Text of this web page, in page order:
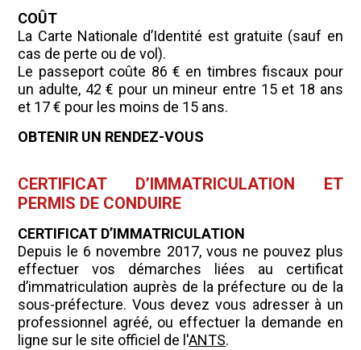
COÛT
La Carte Nationale d’Identité est gratuite (sauf en
cas de perte ou de vol).
Le passeport coûte 86 € en timbres fiscaux pour
un adulte, 42 € pour un mineur entre 15 et 18 ans
et 17 € pour les moins de 15 ans.
OBTENIR UN RENDEZ-VOUS
CERTIFICAT D’IMMATRICULATION ET
PERMIS DE CONDUIRE
CERTIFICAT D’IMMATRICULATION
Depuis le 6 novembre 2017, vous ne pouvez plus
effectuer vos démarches liées au certificat
d’immatriculation auprès de la préfecture ou de la
sous-préfecture. Vous devez vous adresser à un
professionnel agréé, ou effectuer la demande en
ligne sur le site officiel de l'ANTS.